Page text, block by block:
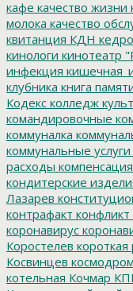
кафе качество жизни
молока качество
квитанция КДН
кинологи кинотеатр
инфекция
клубника книга
Кодекс колледж
командировочные
коммуналка
коммунальные услуги
расходы компенсация
кондитерские
Лазарев
контрафакт
коронавирус
Коростелев
Косвинцев космодром
котельная Кочмар